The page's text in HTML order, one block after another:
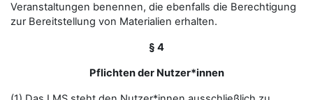
Veranstaltungen benennen, die ebenfalls die Berechtigung
zur Bereitstellung von Materialien erhalten.
§ 4
Pflichten der Nutzer*innen